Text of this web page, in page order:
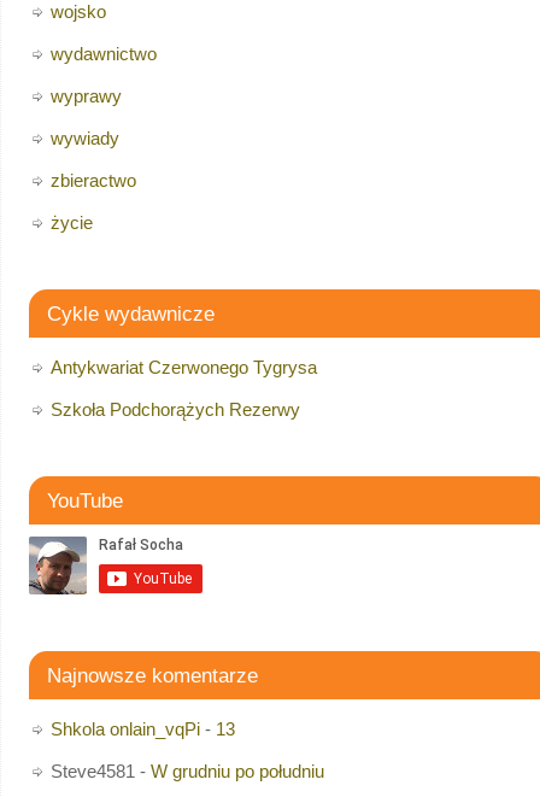
wojsko
wydawnictwo
wyprawy
wywiady
zbieractwo
życie
Cykle wydawnicze
Antykwariat Czerwonego Tygrysa
Szkoła Podchorążych Rezerwy
YouTube
Najnowsze komentarze
Shkola onlain_vqPi- 13
Steve4581 - W grudniu po południu